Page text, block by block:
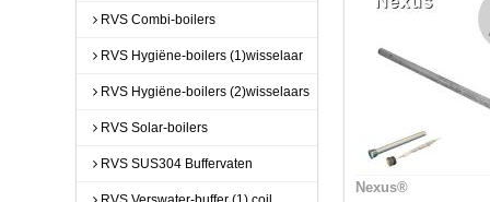
RVS Combi-boilers
RVS Hygiëne-boilers (1)wisselaar
RVS Hygiëne-boilers (2)wisselaars
RVS Solar-boilers
RVS SUS304 Buffervaten
Nexus®